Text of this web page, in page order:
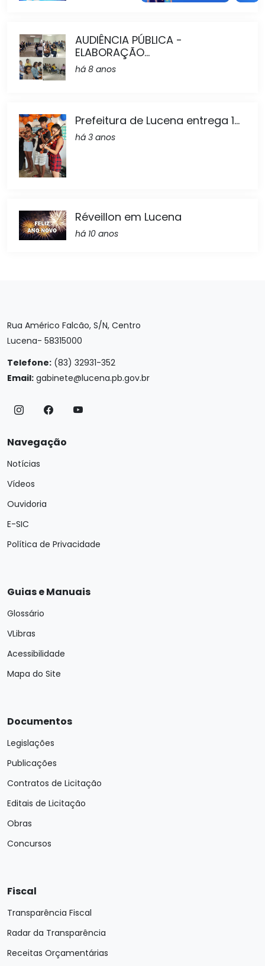
AUDIÊNCIA PÚBLICA -
ELABORAÇÃO...
há 8 anos
Prefeitura de Lucena entrega 1...
há 3 anos
Réveillon em Lucena
há 10 anos
Rua Américo Falcão, S/N, Centro
Lucena- 58315000
Telefone: (83) 32931-352
Email: gabinete@lucena.pb.gov.br
Navegação
Notícias
Vídeos
Ouvidoria
E-SIC
Política de Privacidade
Guias e Manuais
Glossário
VLibras
Acessibilidade
Mapa do Site
Documentos
Legislações
Publicações
Contratos de Licitação
Editais de Licitação
Obras
Concursos
Fiscal
Transparência Fiscal
Radar da Transparência
Receitas Orçamentárias